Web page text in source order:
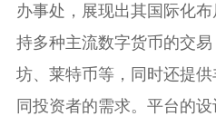
办事处，展现出其国际化
持多种主流数字货币的交
坊、莱特币等，同时还提
同投资者的需求。平台的